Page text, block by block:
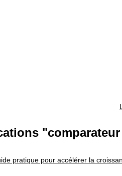
pratique pour accélérer la